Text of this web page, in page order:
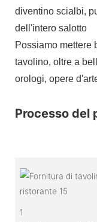
diventino scialbi,
dell'intero salotto
Possiamo mettere
tavolino, oltre a
orologi, opere
Processo del
1